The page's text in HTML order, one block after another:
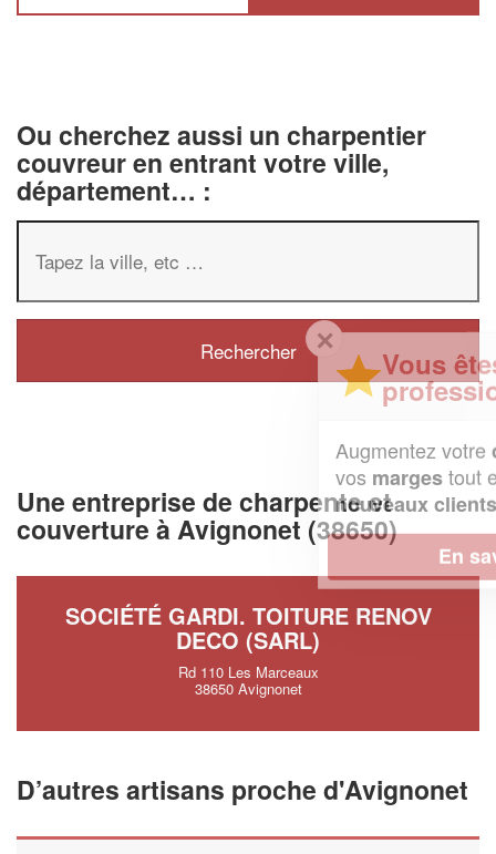
Ou cherchez aussi un charpentier
couvreur en entrant votre ville,
département… :
Une entreprise de charpente et
couverture à Avignonet (38650)
SOCIÉTÉ GARDI. TOITURE RENOV
DECO (SARL)
Rd 110 Les Marceaux
38650 Avignonet
D’autres artisans proche d'Avignonet
Vous êtes un
professionnel ?
chiffre d'affaireset
tout en gagnant de
nouveaux clients!